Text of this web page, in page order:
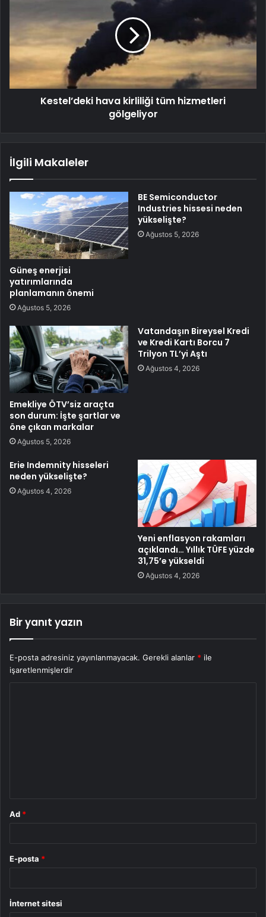
Kestel’deki hava kirliliği tüm hizmetleri
gölgeliyor
İlgili Makaleler
Güneş enerjisi
yatırımlarında
planlamanın önemi
Ağustos 5, 2026
BE Semiconductor
Industries hissesi neden
yükselişte?
Ağustos 5, 2026
Emekliye ÖTV’siz araçta
son durum: İşte şartlar ve
öne çıkan markalar
Ağustos 5, 2026
Vatandaşın Bireysel Kredi
ve Kredi Kartı Borcu 7
Trilyon TL’yi Aştı
Ağustos 4, 2026
Erie Indemnity hisseleri
neden yükselişte?
Ağustos 4, 2026
Yeni enflasyon rakamları
açıklandı… Yıllık TÜFE yüzde
31,75’e yükseldi
Ağustos 4, 2026
Bir yanıt yazın
E-posta adresiniz yayınlanmayacak. Gerekli alanlar * ile
işaretlenmişlerdir
Ad *
E-posta *
İnternet sitesi